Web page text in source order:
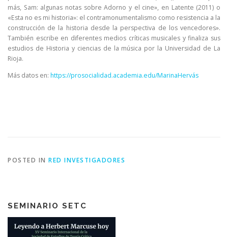
más, Sam: algunas notas sobre Adorno y el cine», en Latente (2011) o
«Esta no es mi historia»: el contramonumentalismo como resistencia a la
construcción de la historia desde la perspectiva de los vencedores».
También escribe en diferentes medios críticas musicales y finaliza sus
estudios de Historia y ciencias de la música por la Universidad de La
Rioja.
Más datos en: https://prosocialidad.academia.edu/MarinaHervás
POSTED IN RED INVESTIGADORES
SEMINARIO SETC